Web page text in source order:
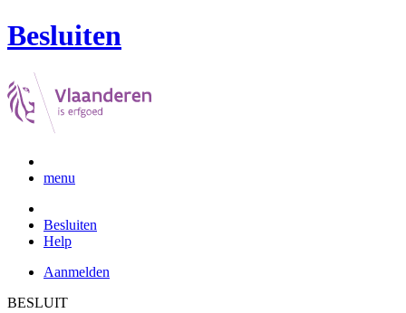
Besluiten
menu
Besluiten
Help
Aanmelden
BESLUIT